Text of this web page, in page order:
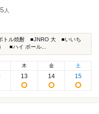
人
トル焼酎 ■JNRO 大 ■いいち
） ■ハイ ボール...
木
13
金
14
土
15